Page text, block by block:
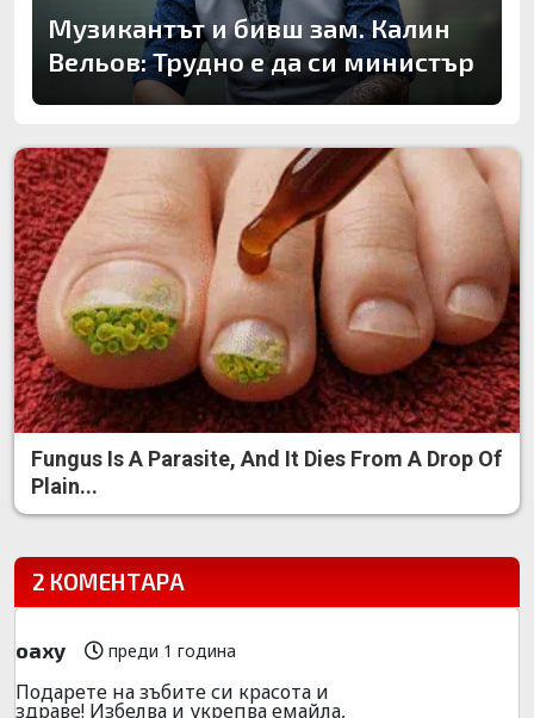
Музикантът и бивш зам. Калин
Вельов: Трудно е да си министър
Fungus Is A Parasite, And It Dies From A Drop Of
Plain...
2 КОМЕНТАРА
oaxy преди 1 година
Подарете на зъбите си красота и
здраве! Избелва и укрепва емайла,